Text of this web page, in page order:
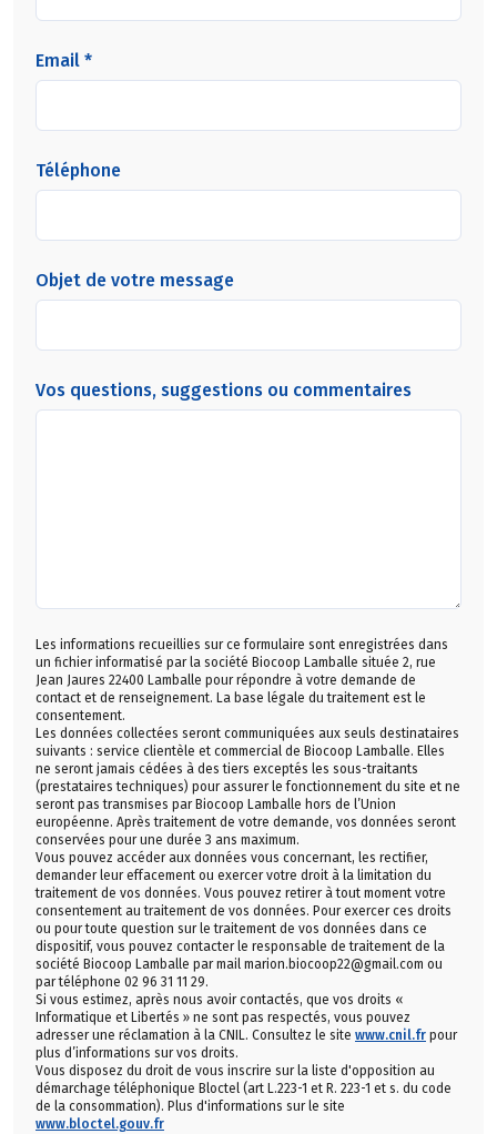
Email *
Téléphone
Objet de votre message
Vos questions, suggestions ou commentaires
Les informations recueillies sur ce formulaire sont enregistrées dans
un fichier informatisé par la société Biocoop Lamballe située 2, rue
Jean Jaures 22400 Lamballe pour répondre à votre demande de
contact et de renseignement. La base légale du traitement est le
consentement.
Les données collectées seront communiquées aux seuls destinataires
suivants : service clientèle et commercial de Biocoop Lamballe. Elles
ne seront jamais cédées à des tiers exceptés les sous-traitants
(prestataires techniques) pour assurer le fonctionnement du site et ne
seront pas transmises par Biocoop Lamballe hors de l’Union
européenne. Après traitement de votre demande, vos données seront
conservées pour une durée 3 ans maximum.
Vous pouvez accéder aux données vous concernant, les rectifier,
demander leur effacement ou exercer votre droit à la limitation du
traitement de vos données. Vous pouvez retirer à tout moment votre
consentement au traitement de vos données. Pour exercer ces droits
ou pour toute question sur le traitement de vos données dans ce
dispositif, vous pouvez contacter le responsable de traitement de la
société Biocoop Lamballe par mail marion.biocoop22@gmail.com ou
par téléphone 02 96 31 11 29.
Si vous estimez, après nous avoir contactés, que vos droits «
Informatique et Libertés » ne sont pas respectés, vous pouvez
adresser une réclamation à la CNIL. Consultez le site www.cnil.fr pour
plus d’informations sur vos droits.
Vous disposez du droit de vous inscrire sur la liste d'opposition au
démarchage téléphonique Bloctel (art L.223-1 et R. 223-1 et s. du code
de la consommation). Plus d'informations sur le site
www.bloctel.gouv.fr